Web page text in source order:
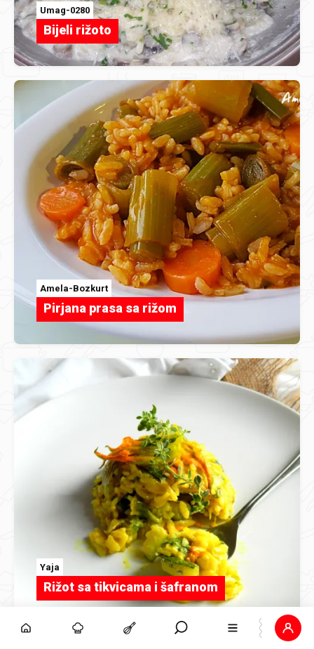
Umag-0280
Bijeli rižoto
Amela-Bozkurt
Pirjana prasa sa rižom
Yaja
Rižot sa tikvicama i šafranom